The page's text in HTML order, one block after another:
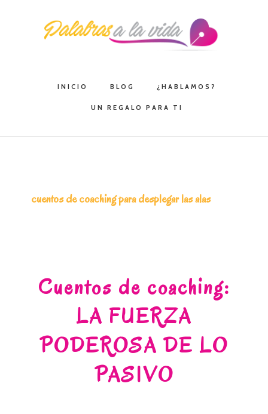
contenido
INICIO BLOG ¿HABLAMOS?
UN REGALO PARA TI
cuentos de coaching para desplegar las alas
Cuentos de coaching:
LA FUERZA
PODEROSA DE LO
PASIVO